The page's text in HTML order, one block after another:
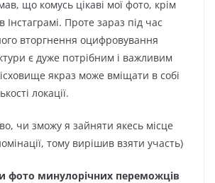
що комусь цікаві мої фото, крім
Інстаграмі. Проте зараз під час
вторгнення оцифровування
є дуже потрібним і важливим
якраз може вміщати в собі
локації.
чи зможу я зайняти якесь місце
тому вирішив взяти участь)
фото минулорічних переможців